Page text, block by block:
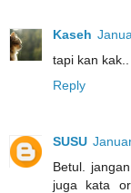
Kaseh
tapi kan
Reply
SUSU
Betul.
juga kata